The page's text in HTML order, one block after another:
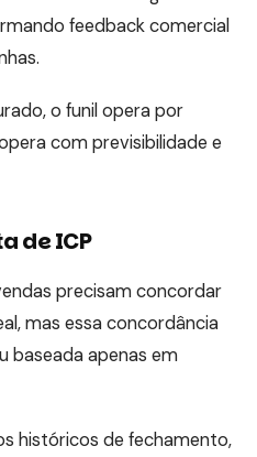
feedback comercial
o funil opera por
com previsibilidade e
de ICP
precisam concordar
mas essa concordância
baseada apenas em
históricos de fechamento,